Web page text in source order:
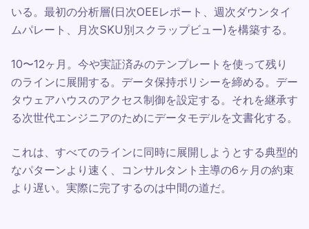
いる。最初の分析層(日次OEEレポート、週次ダウンタイ
ムパレート、月次SKU別スクラップビュー)を構築する。
10〜12ヶ月。今や実証済みのテンプレートを使って残り
のラインに展開する。データ保持ポリシーを締める。デー
タウェアハウスのアクセス制御を設定する。それを継承す
る次世代エンジニアのためにデータモデルを文書化する。
これは、すべてのラインに同時に展開しようとする典型的
なパターンより速く、コンサルタント主導の6ヶ月の約束
より遅い。実際に完了するのは中間の道だ。